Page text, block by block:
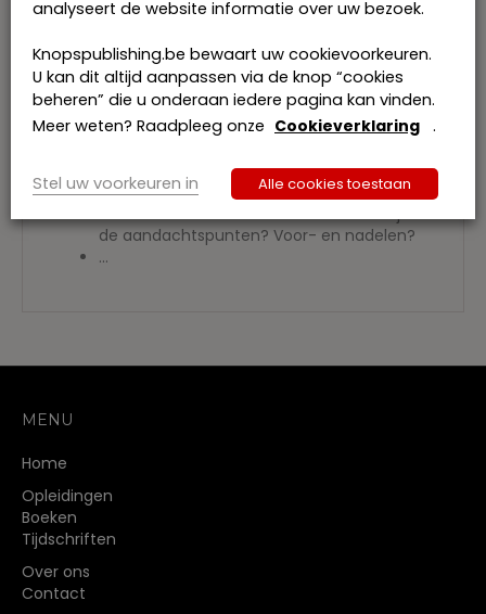
Hoe stel je een bewindsclausule op?
meerderjarigen
Hoe verhoudt het bewind over een
minderjarige zich tot het ouderlijk gezag?
Wat zijn de risico’s?
bewind in de praktijk?
Rechtsleer en rechtspraak
Welke alternatieven bestaan er? Wat zijn
de aandachtspunten? Voor- en nadelen?
…
MENU
Home
Opleidingen
Boeken
Tijdschriften
Over ons
Contact
analyseert de website informatie over uw bezoek.
Knopspublishing.be bewaart uw cookievoorkeuren.
U kan dit altijd aanpassen via de knop “cookies
beheren” die u onderaan iedere pagina kan vinden.
Meer weten? Raadpleeg onze Cookieverklaring .
Stel uw voorkeuren in Alle cookies toestaan